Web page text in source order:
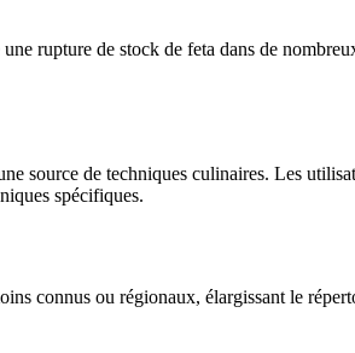
rupture de stock de feta dans de
source de techniques culinaires. Les
spécifiques.
connus ou régionaux, élargissant le